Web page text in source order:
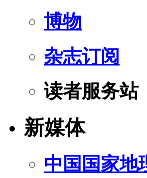
博物
杂志订阅
读者服务站
新媒体
中国国家地